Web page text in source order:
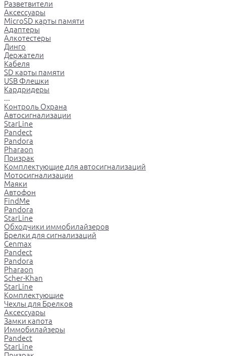
Разветвители
Аксессуары
MicroSD карты памяти
Адаптеры
Алкотестеры
Динго
Держатели
Кабеля
SD карты памяти
USB Флешки
Кардридеры
...
Контроль Охрана
Автосигнализации
StarLine
Pandect
Pandora
Pharaon
Призрак
Комплектующие для автосигнализаций
Мотосигнализации
Маяки
Автофон
FindMe
Pandora
StarLine
Обходчики иммобилайзеров
Брелки для сигнализаций
Cenmax
Pandect
Pandora
Pharaon
Scher-Khan
StarLine
Комплектующие
Чехлы для Брелков
Аксессуары
Замки капота
Иммобилайзеры
Pandect
StarLine